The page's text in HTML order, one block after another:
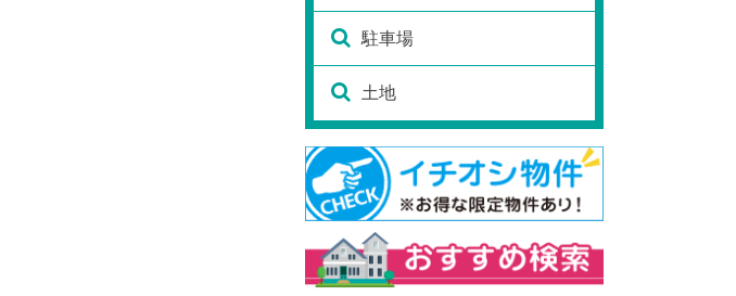
駐車場
土地